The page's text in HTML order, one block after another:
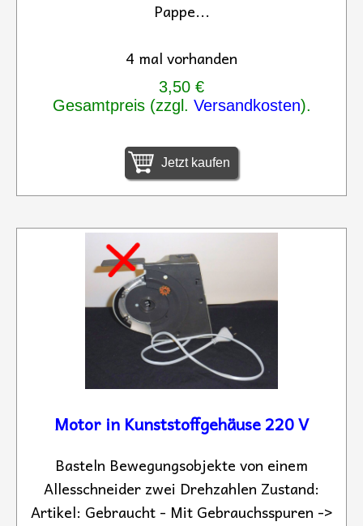
Pappe...
4 mal vorhanden
3,50 €
Gesamtpreis (zzgl. Versandkosten).
Jetzt kaufen
Motor in Kunststoffgehäuse 220 V
Basteln Bewegungsobjekte von einem
Allesschneider zwei Drehzahlen Zustand:
Artikel: Gebraucht - Mit Gebrauchsspuren ->